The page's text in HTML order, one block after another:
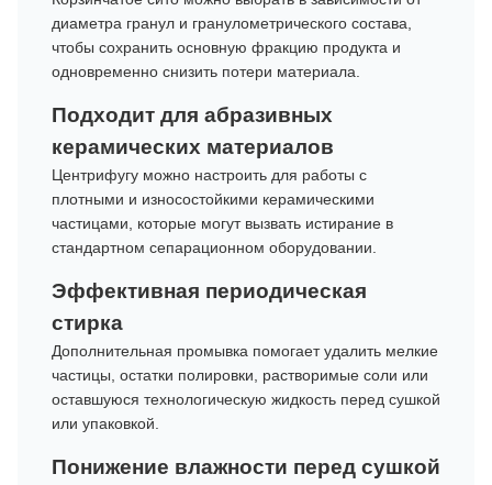
диаметра гранул и гранулометрического состава,
чтобы сохранить основную фракцию продукта и
одновременно снизить потери материала.
Подходит для абразивных
керамических материалов
Центрифугу можно настроить для работы с
плотными и износостойкими керамическими
частицами, которые могут вызвать истирание в
стандартном сепарационном оборудовании.
Эффективная периодическая
стирка
Дополнительная промывка помогает удалить мелкие
частицы, остатки полировки, растворимые соли или
оставшуюся технологическую жидкость перед сушкой
или упаковкой.
Понижение влажности перед сушкой